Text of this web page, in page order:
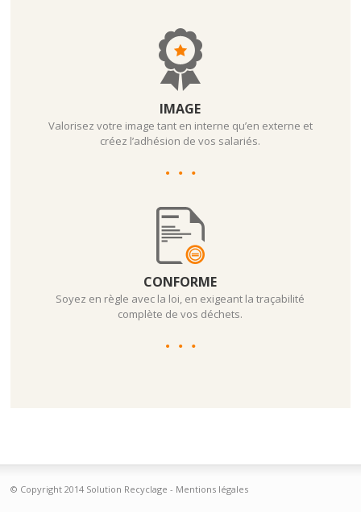
IMAGE
Valorisez votre image tant en interne qu’en externe et
créez l’adhésion de vos salariés.
CONFORME
Soyez en règle avec la loi, en exigeant la traçabilité
complète de vos déchets.
Plus
© Copyright 2014 Solution Recyclage - Mentions légales